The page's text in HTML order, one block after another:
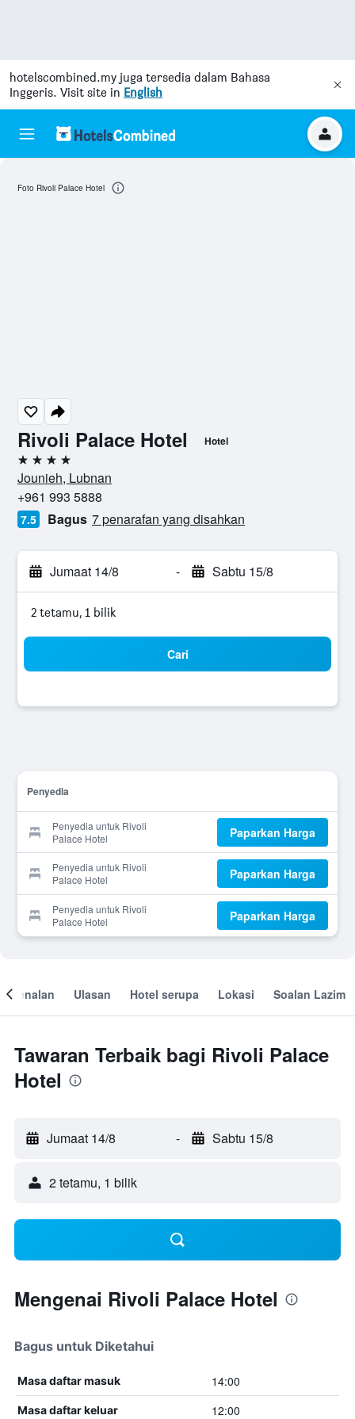
hotelscombined.my juga tersedia dalam Bahasa
Inggeris. Visit site in English
Rivoli Palace Hotel Hotel
4 bintang
Jounieh, Lubnan
+961 993 5888
7.5 Bagus 7 penarafan yang disahkan
Jumaat 14/8 - Sabtu 15/8
2 tetamu, 1 bilik
Cari
Penyedia
Penyedia untuk Rivoli
Palace Hotel
Paparkan Harga
Penyedia untuk Rivoli
Palace Hotel
Paparkan Harga
Penyedia untuk Rivoli
Palace Hotel
Paparkan Harga
Foto Rivoli Palace Hotel
Ulasan Hotel serupa Lokasi Soalan Lazim
Tawaran Terbaik bagi Rivoli Palace
Hotel
Jumaat 14/8 - Sabtu 15/8
2 tetamu, 1 bilik
Mengenai Rivoli Palace Hotel
Bagus untuk Diketahui
Masa daftar masuk 14:00
Masa daftar keluar 12:00